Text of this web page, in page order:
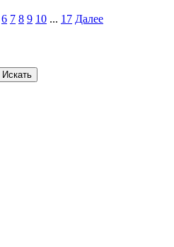
6 7 8 9 10 ... 17 Далее